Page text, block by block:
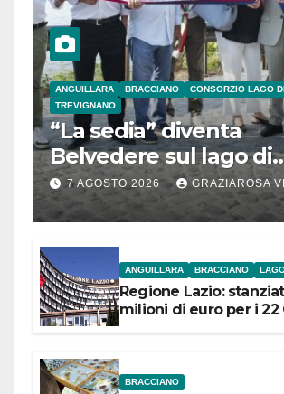
ANGUILLARA BRACCIANO
CONSORZIO LAGO
TREVIGNANO
“La sedia” diventa
Belvedere sul lago di
Bracciano: ieri
l’inaugurazione
7 AGOSTO 2026 GRAZIAROSA
ANGUILLARA BRACCIANO
Regione Lazio:
milioni di euro per i 22
BRACCIANO